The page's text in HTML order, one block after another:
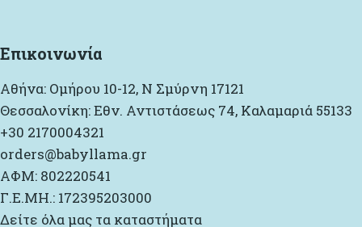
Επικοινωνία
Αθήνα: Ομήρου 10-12, Ν Σμύρνη 17121
Θεσσαλονίκη: Εθν. Αντιστάσεως 74, Καλαμαριά 55133
+30 2170004321
orders@babyllama.gr
ΑΦΜ: 802220541
Γ.Ε.ΜΗ.: 172395203000
Δείτε όλα μας τα καταστήματα